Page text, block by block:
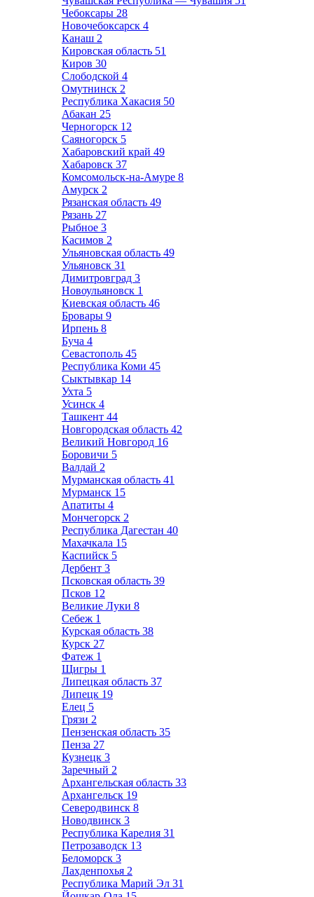
Чебоксары 28
Новочебоксарск 4
Канаш 2
Кировская область 51
Киров 30
Слободской 4
Омутнинск 2
Республика Хакасия 50
Абакан 25
Черногорск 12
Саяногорск 5
Хабаровский край 49
Хабаровск 37
Комсомольск-на-Амуре 8
Амурск 2
Рязанская область 49
Рязань 27
Рыбное 3
Касимов 2
Ульяновская область 49
Ульяновск 31
Димитровград 3
Новоульяновск 1
Киевская область 46
Бровары 9
Ирпень 8
Буча 4
Севастополь 45
Республика Коми 45
Сыктывкар 14
Ухта 5
Усинск 4
Ташкент 44
Новгородская область 42
Великий Новгород 16
Боровичи 5
Валдай 2
Мурманская область 41
Мурманск 15
Апатиты 4
Мончегорск 2
Республика Дагестан 40
Махачкала 15
Каспийск 5
Дербент 3
Псковская область 39
Псков 12
Великие Луки 8
Себеж 1
Курская область 38
Курск 27
Фатеж 1
Щигры 1
Липецкая область 37
Липецк 19
Елец 5
Грязи 2
Пензенская область 35
Пенза 27
Кузнецк 3
Заречный 2
Архангельская область 33
Архангельск 19
Северодвинск 8
Новодвинск 3
Республика Карелия 31
Петрозаводск 13
Беломорск 3
Лахденпохья 2
Республика Марий Эл 31